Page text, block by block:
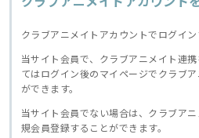
クラブアニメイトアカウントでログイン
当サイト会員で、クラブアニメイト連
てはログイン後のマイページでクラブ
ができます。
当サイト会員でない場合は、クラブア
規会員登録することができます。